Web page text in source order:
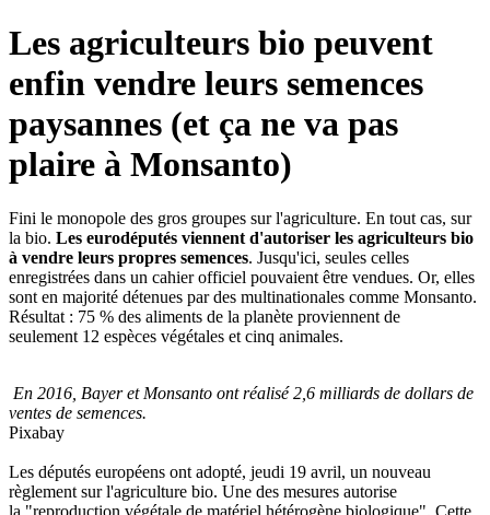
Les agriculteurs bio peuvent
enfin vendre leurs semences
paysannes (et ça ne va pas
plaire à Monsanto)
Fini le monopole des gros groupes sur l'agriculture. En tout cas, sur
la bio. Les eurodéputés viennent d'autoriser les agriculteurs bio
à vendre leurs propres semences. Jusqu'ici, seules celles
enregistrées dans un cahier officiel pouvaient être vendues. Or, elles
sont en majorité détenues par des multinationales comme Monsanto.
Résultat : 75 % des aliments de la planète proviennent de
seulement 12 espèces végétales et cinq animales.
En 2016, Bayer et Monsanto ont réalisé 2,6 milliards de dollars de
ventes de semences.
Pixabay
Les députés européens ont adopté, jeudi 19 avril, un nouveau
règlement sur l'agriculture bio. Une des mesures autorise
la "reproduction végétale de matériel hétérogène biologique". Cette